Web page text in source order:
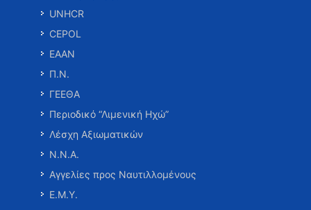
UNHCR
CEPOL
ΕΑΑΝ
Π.Ν.
ΓΕΕΘΑ
Περιοδικό “Λιμενική Ηχώ”
Λέσχη Αξιωματικών
Ν.Ν.Α.
Αγγελίες προς Ναυτιλλομένους
Ε.Μ.Υ.